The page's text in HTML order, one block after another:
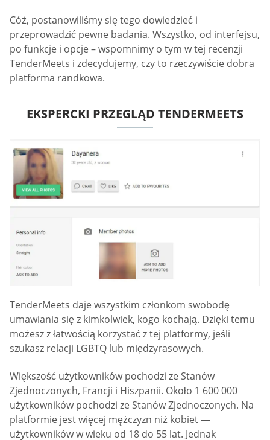
Cóż, postanowiliśmy się tego dowiedzieć i
przeprowadzić pewne badania. Wszystko, od interfejsu,
po funkcje i opcje – wspomnimy o tym w tej recenzji
TenderMeets i zdecydujemy, czy to rzeczywiście dobra
platforma randkowa.
EKSPERCKI PRZEGLĄD TENDERMEETS
TenderMeets daje wszystkim członkom swobodę
umawiania się z kimkolwiek, kogo kochają. Dzięki temu
możesz z łatwością korzystać z tej platformy, jeśli
szukasz relacji LGBTQ lub międzyrasowych.
Większość użytkowników pochodzi ze Stanów
Zjednoczonych, Francji i Hiszpanii. Około 1 600 000
użytkowników pochodzi ze Stanów Zjednoczonych. Na
platformie jest więcej mężczyzn niż kobiet —
użytkowników w wieku od 18 do 55 lat. Jednak